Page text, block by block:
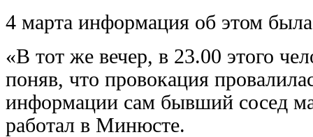
4 марта информация об этом
«В тот же вечер, в 23.00 этого
поняв, что провокация
информации сам бывший сосед
работал в Минюсте.